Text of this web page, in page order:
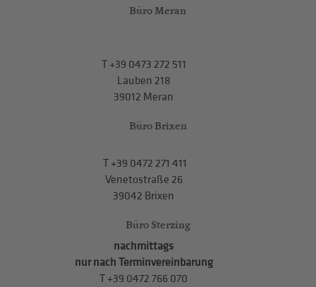
Büro Meran
T+39 0473 272 511
Lauben 218
39012 Meran
Büro Brixen
T+39 0472 271 411
Venetostraße 26
39042 Brixen
Büro Sterzing
nachmittags
nur nach Terminvereinbarung
T +39 0472 766 070